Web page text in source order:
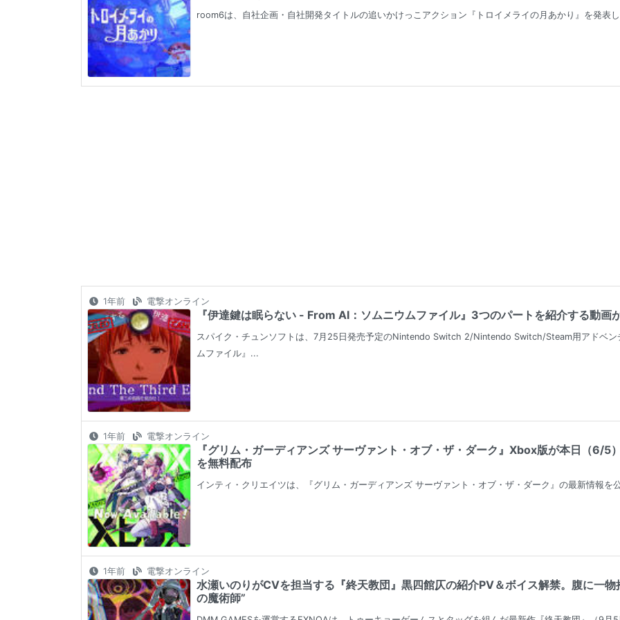
room6は、自社企画・自社開発タイトルの追いかけっこアクション『トロイメライの月あかり』を発表し
1年前 電撃オンライン
『伊達鍵は眠らない - From AI：ソムニウムファイル』3つのパートを紹介する動
スパイク・チュンソフトは、7月25日発売予定のNintendo Switch 2/Nintendo Switch/Steam用アドベ
ムファイル』...
1年前 電撃オンライン
『グリム・ガーディアンズ サーヴァント・オブ・ザ・ダーク』Xbox版が本日（6/5
を無料配布
インティ・クリエイツは、『グリム・ガーディアンズ サーヴァント・オブ・ザ・ダーク』の最新情報を
1年前 電撃オンライン
水瀬いのりがCVを担当する『終天教団』黒四館仄の紹介PV＆ボイス解禁。腹に一
の魔術師”